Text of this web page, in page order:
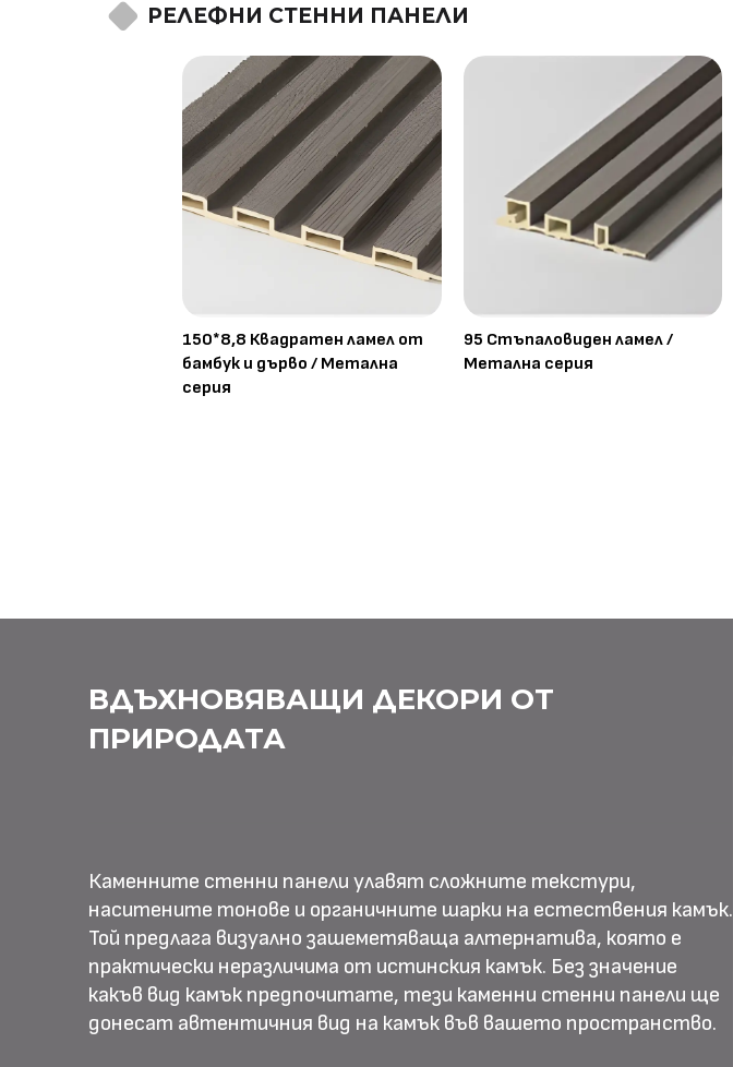
РЕЛЕФНИ СТЕННИ ПАНЕЛИ
150*8,8 Квадратен ламел от
бамбук и дърво / Метална
серия
95 Стъпаловиден ламел /
Метална серия
ВДЪХНОВЯВАЩИ ДЕКОРИ ОТ
ПРИРОДАТА
Каменните стенни панели улавят сложните текстури,
наситените тонове и органичните шарки на естествения камък.
Той предлага визуално зашеметяваща алтернатива, която е
практически неразличима от истинския камък. Без значение
какъв вид камък предпочитате, тези каменни стенни панели ще
донесат автентичния вид на камък във вашето пространство.